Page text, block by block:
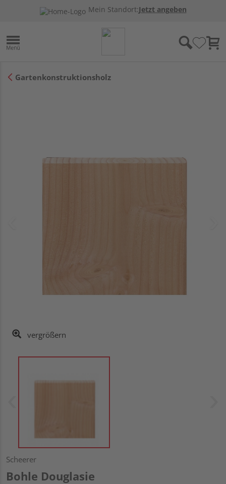
Mein Standort:Jetzt angeben
Gartenkonstruktionsholz
vergrößern
Scheerer
Bohle Douglasie